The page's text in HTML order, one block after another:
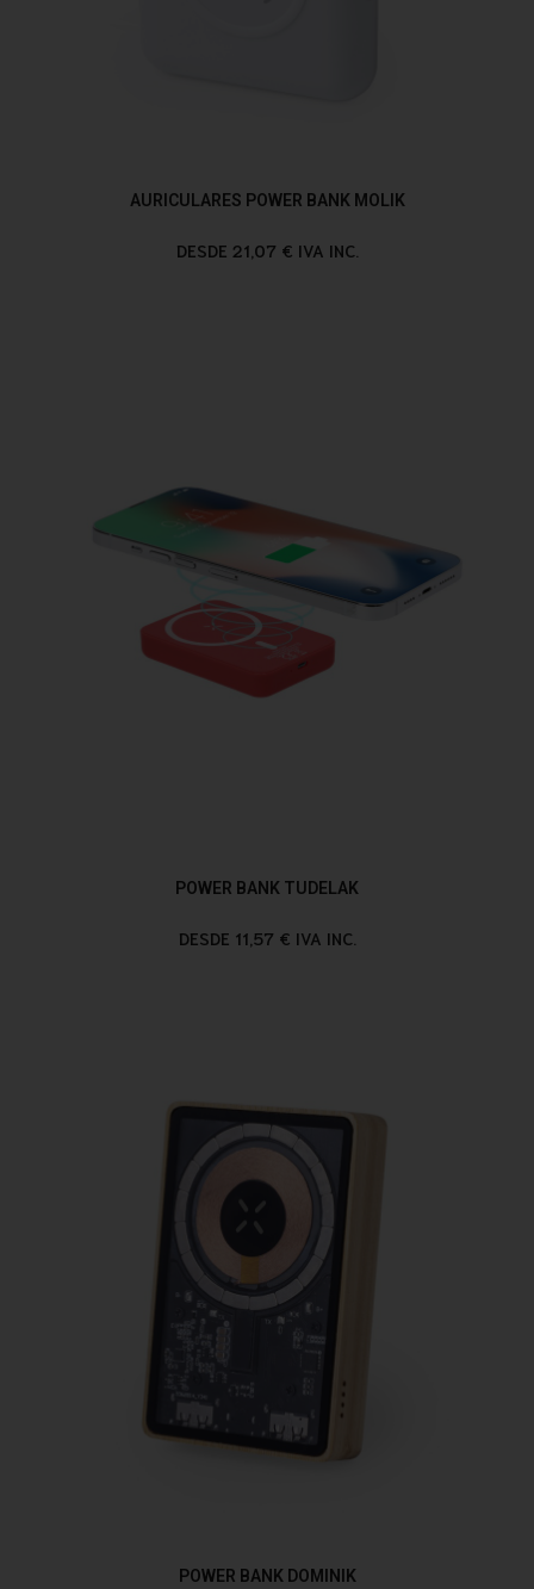
AURICULARES POWER BANK MOLIK
DESDE 21,07 € IVA INC.
POWER BANK TUDELAK
DESDE 11,57 € IVA INC.
POWER BANK DOMINIK